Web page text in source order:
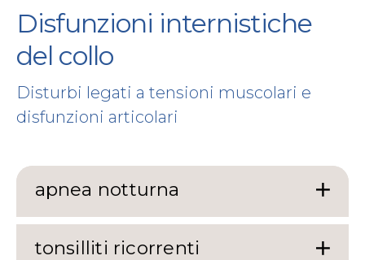
Disfunzioni internistiche
del collo
Disturbi legati a tensioni muscolari e
disfunzioni articolari
apnea notturna
tonsilliti ricorrenti